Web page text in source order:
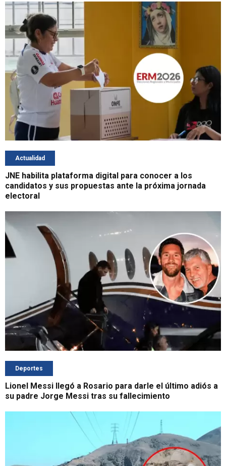
Actualidad
JNE habilita plataforma digital para conocer a los
candidatos y sus propuestas ante la próxima jornada
electoral
Deportes
Lionel Messi llegó a Rosario para darle el último adiós a
su padre Jorge Messi tras su fallecimiento